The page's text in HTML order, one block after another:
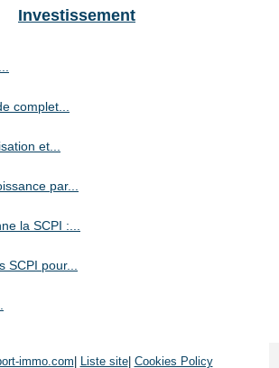
Investissement
complet...
et...
par...
la SCPI :...
SCPI pour...
immo.com Liste site| Cookies Policy